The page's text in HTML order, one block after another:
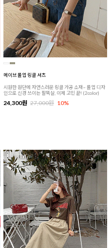
메이브 롤업 링클 셔츠
시원한 원단에 자연스러운 링클 가공 소재~ 롤업 디자
인으로 신경 쓰이는 팔뚝살, 이제 고민 끝! (2color)
24,300원 27,000원 10%